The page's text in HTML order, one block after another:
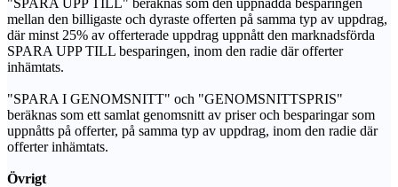
mellan den billigaste och dyraste offerten på samma typ av uppdrag,
där minst 25% av offerterade uppdrag uppnått den marknadsförda
SPARA UPP TILL besparingen, inom den radie där offerter
inhämtats.
"SPARA I GENOMSNITT" och "GENOMSNITTSPRIS"
beräknas som ett samlat genomsnitt av priser och besparingar som
uppnåtts på offerter, på samma typ av uppdrag, inom den radie där
offerter inhämtats.
Övrigt